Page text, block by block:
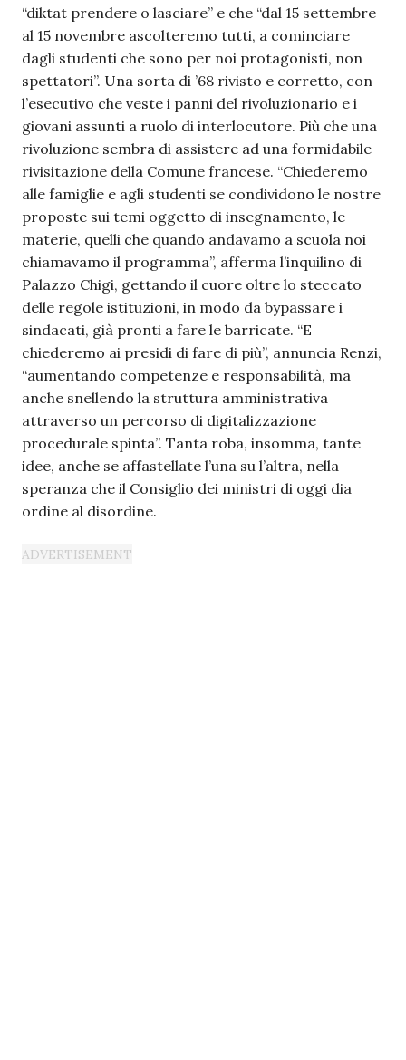
“diktat prendere o lasciare” e che “dal 15 settembre
al 15 novembre ascolteremo tutti, a cominciare
dagli studenti che sono per noi protagonisti, non
spettatori”. Una sorta di ’68 rivisto e corretto, con
l’esecutivo che veste i panni del rivoluzionario e i
giovani assunti a ruolo di interlocutore. Più che una
rivoluzione sembra di assistere ad una formidabile
rivisitazione della Comune francese. “Chiederemo
alle famiglie e agli studenti se condividono le nostre
proposte sui temi oggetto di insegnamento, le
materie, quelli che quando andavamo a scuola noi
chiamavamo il programma”, afferma l’inquilino di
Palazzo Chigi, gettando il cuore oltre lo steccato
delle regole istituzioni, in modo da bypassare i
sindacati, già pronti a fare le barricate. “E
chiederemo ai presidi di fare di più”, annuncia Renzi,
“aumentando competenze e responsabilità, ma
anche snellendo la struttura amministrativa
attraverso un percorso di digitalizzazione
procedurale spinta”. Tanta roba, insomma, tante
idee, anche se affastellate l’una su l’altra, nella
speranza che il Consiglio dei ministri di oggi dia
ordine al disordine.